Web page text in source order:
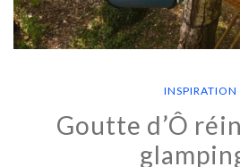
INSPIRATION
Goutte d’Ô